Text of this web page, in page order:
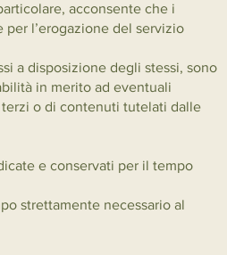
acconsente che i
l’erogazione del servizio
a disposizione degli stessi, sono
in merito ad eventuali
terzi o di contenuti tutelati dalle
e conservati per il tempo
strettamente necessario al